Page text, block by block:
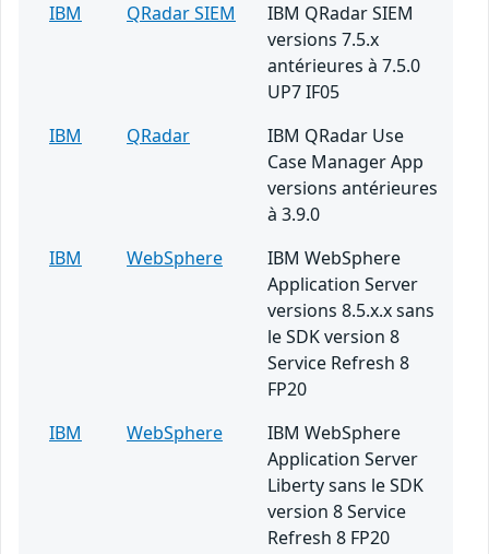
IBM
QRadar SIEM
IBM QRadar SIEM
versions 7.5.x
antérieures à 7.5.0
UP7 IF05
IBM
QRadar
IBM QRadar Use
Case Manager App
versions antérieures
à 3.9.0
IBM
WebSphere
IBM WebSphere
Application Server
versions 8.5.x.x sans
le SDK version 8
Service Refresh 8
FP20
IBM
WebSphere
IBM WebSphere
Application Server
Liberty sans le SDK
version 8 Service
Refresh 8 FP20